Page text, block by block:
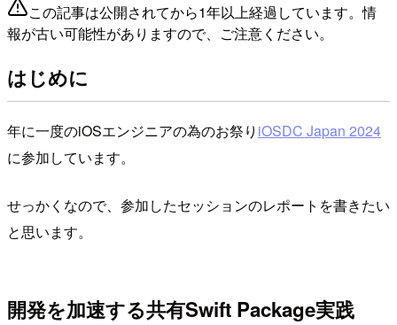
この記事は公開されてから1年以上経過しています。情
報が古い可能性がありますので、ご注意ください。
はじめに
年に一度のiOSエンジニアの為のお祭り iOSDC Japan 2024
に参加しています。
せっかくなので、参加したセッションのレポートを書きたい
と思います。
開発を加速する共有Swift Package実践